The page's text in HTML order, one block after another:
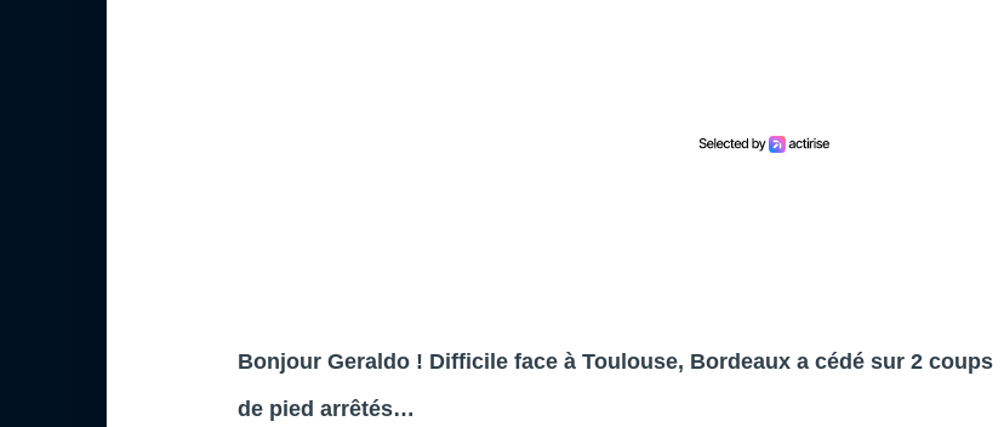
Bonjour Geraldo ! Difficile face à Toulouse, Bordeaux a cédé sur 2 coups
de pied arrêtés…